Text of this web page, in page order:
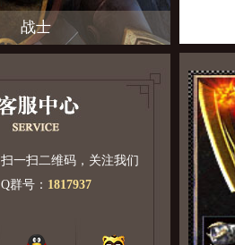
战士
扫一扫二维码，关注我们
Q群号： 1817937